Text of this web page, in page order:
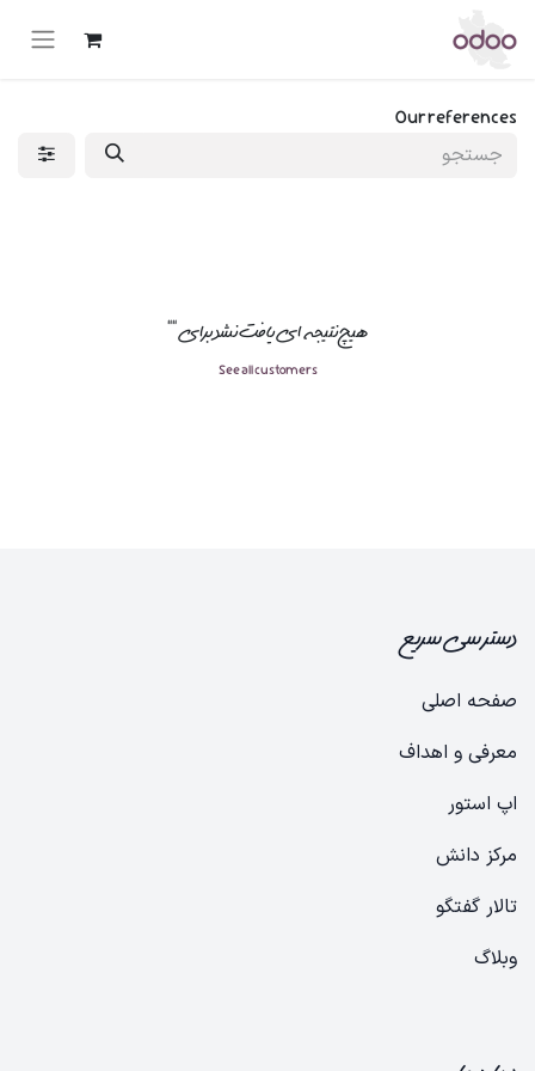
Our references
هیچ نتیجه ای یافت نشد برای ""
See all customers
دسترسی سریع
صفحه اصلی
معرفی و اهداف
​​​​​​​ا​​پ​ ا​س​ت​ور​
​​​​​مرک​​ز​ ​دا​نش
​​​​تالار ​گ​ف​تگ​و
​​​و​ب​لا​گ